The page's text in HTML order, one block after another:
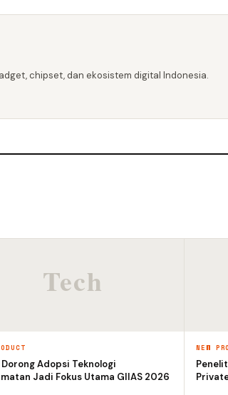
chipset, dan ekosistem digital Indonesia.
Dorong Adopsi Teknologi
Jadi Fokus Utama GIIAS 2026
NEW